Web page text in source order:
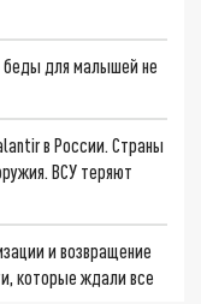
беды для малышей не
в России. Страны
ВСУ теряют
и возвращение
которые ждали все